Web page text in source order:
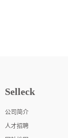
Selleck
公司简介
人才招聘